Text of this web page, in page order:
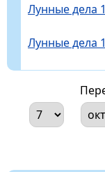
Лунные дела
Лунные дела